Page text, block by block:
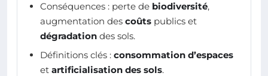
Conséquences : perte de biodiversité,
augmentation des coûts publics et
dégradation des sols.
Définitions clés : consommation d’espaces
et artificialisation des sols.